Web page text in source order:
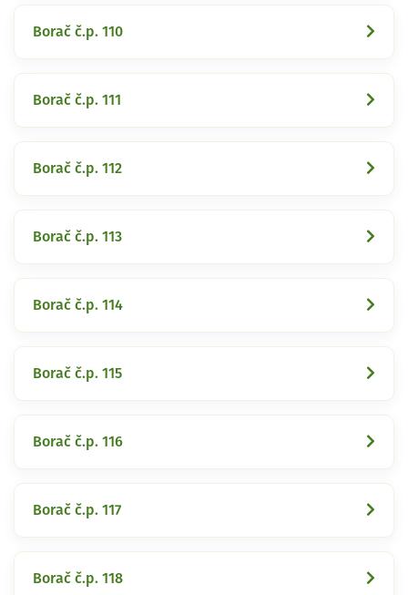
Borač č.p. 110
Borač č.p. 111
Borač č.p. 112
Borač č.p. 113
Borač č.p. 114
Borač č.p. 115
Borač č.p. 116
Borač č.p. 117
Borač č.p. 118